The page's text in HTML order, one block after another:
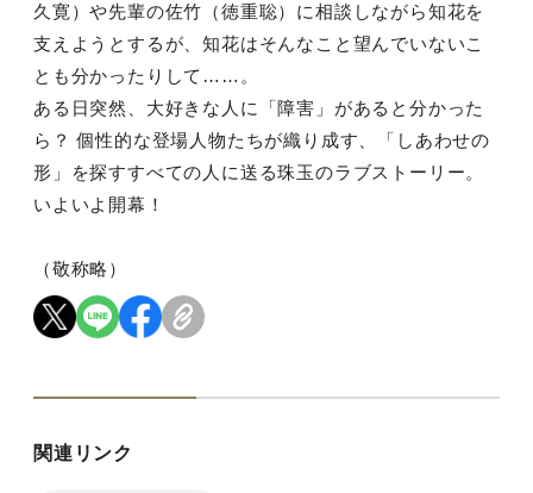
久寛）や先輩の佐竹（徳重聡）に相談しながら知花を
支えようとするが、知花はそんなこと望んでいないこ
とも分かったりして……。
ある日突然、大好きな人に「障害」があると分かった
ら？ 個性的な登場人物たちが織り成す、「しあわせの
形」を探すすべての人に送る珠玉のラブストーリー。
いよいよ開幕！
（敬称略）
関連リンク